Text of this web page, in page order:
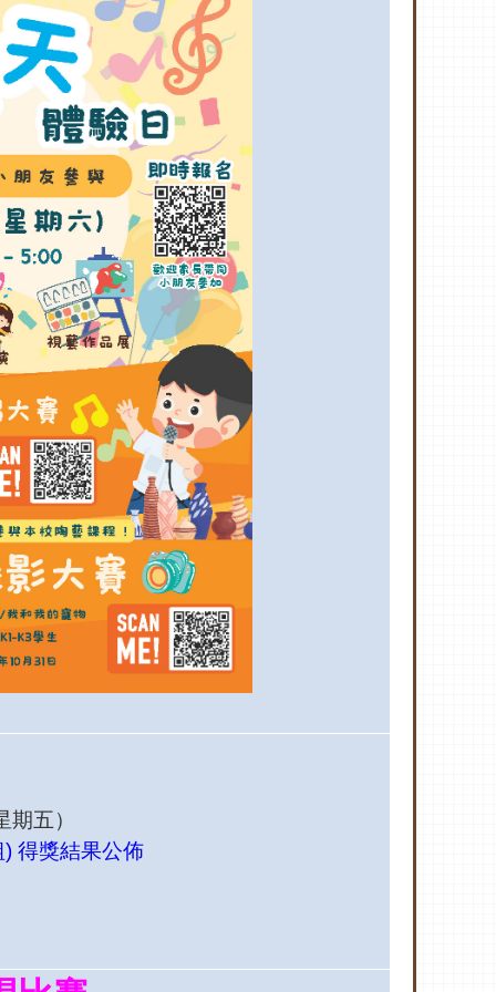
五）
得獎結果公佈